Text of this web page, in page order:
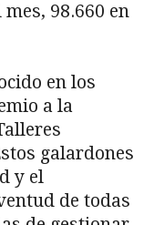
98.660 en
en los
a la
galardones
y el
de todas